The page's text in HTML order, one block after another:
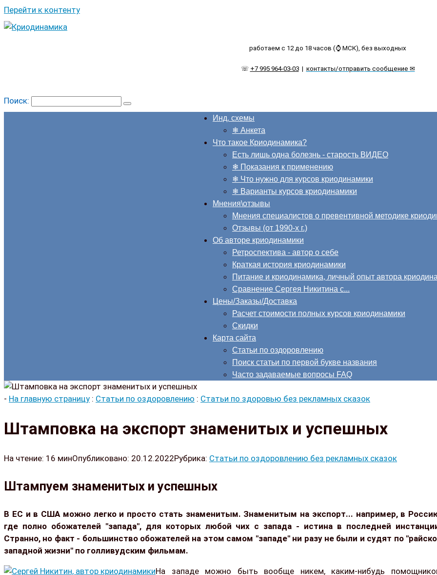
Перейти к контенту
работаем с 12 до 18 часов (⌚ МСК), без выходных
☏ +7 995 964-03-03| контакты/отправить сообщение ✉
Поиск:
Инд. схемы
❄ Анкета
Что такое Криодинамика?
Есть лишь одна болезнь - старость ВИДЕО
❄ Показания к применению
❄ Что нужно для курсов криодинамики
❄ Варианты курсов криодинамики
Мнения\отзывы
Мнения специалистов о превентивной методике
Отзывы (от 1990-х г.)
Об авторе криодинамики
Ретроспектива - автор о себе
Краткая история криодинамики
Питание и криодинамика, личный опыт автора
Сравнение Сергея Никитина с...
Цены/Заказы/Доставка
Расчет стоимости полных курсов криодинамики
Скидки
Карта сайта
Статьи по оздоровлению
Поиск статьи по первой букве названия
Часто задаваемые вопросы FAQ
- На главную страницу : Статьи по оздоровлению : Статьи по здоровью без рекламных сказок
Штамповка на экспорт знаменитых и успешных
На чтение: 16 минОпубликовано: 20.12.2022Рубрика: Статьи по оздоровлению без рекламных сказок
Штампуем знаменитых и успешных
В ЕС и в США можно легко и просто стать знаменитым. Знаменитым на экспорт... например, в
где полно обожателей "запада", для которых любой чих с запада - истина в последней
Странно, но факт - большинство обожателей на этом самом "западе" ни разу не были и судят по
западной жизни" по голливудским фильмам.
На западе можно быть вообще никем, каким-нибудь